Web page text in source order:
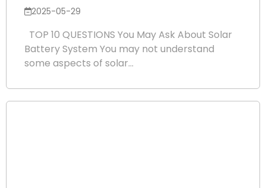
2025-05-29
TOP 10 QUESTIONS You May Ask About Solar
Battery System You may not understand
some aspects of solar...